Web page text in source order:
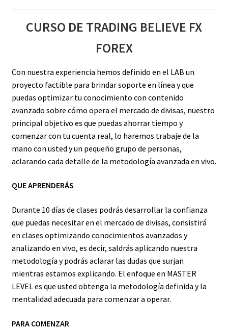
CURSO DE TRADING BELIEVE FX
FOREX
Con nuestra experiencia hemos definido en el LAB un
proyecto factible para brindar soporte en línea y que
puedas optimizar tu conocimiento con contenido
avanzado sobre cómo opera el mercado de divisas, nuestro
principal objetivo es que puedas ahorrar tiempo y
comenzar con tu cuenta real, lo haremos trabaje de la
mano con usted y un pequeño grupo de personas,
aclarando cada detalle de la metodología avanzada en vivo.
QUE APRENDERÁS
Durante 10 días de clases podrás desarrollar la confianza
que puedas necesitar en el mercado de divisas, consistirá
en clases optimizando conocimientos avanzados y
analizando en vivo, es decir, saldrás aplicando nuestra
metodología y podrás aclarar las dudas que surjan
mientras estamos explicando. El enfoque en MASTER
LEVEL es que usted obtenga la metodología definida y la
mentalidad adecuada para comenzar a operar.
PARA COMENZAR